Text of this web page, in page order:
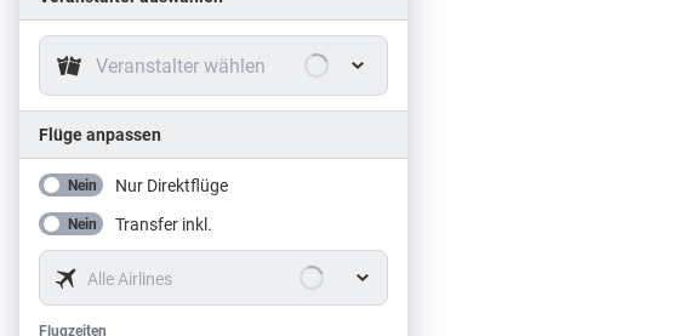
Veranstalter wählen
Flüge anpassen
Nein Nur Direktflüge
Nein Transfer inkl.
Alle Airlines
Flugzeiten
Flugzeiten